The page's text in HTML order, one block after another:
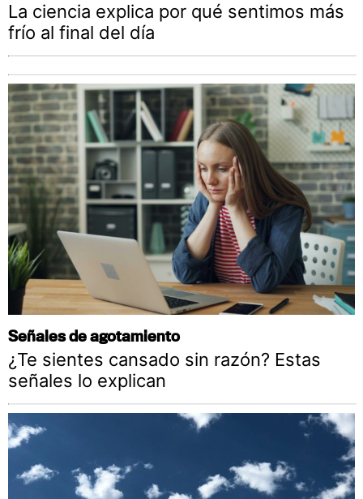
La ciencia explica por qué sentimos más
frío al final del día
Señales de agotamiento
¿Te sientes cansado sin razón? Estas
señales lo explican